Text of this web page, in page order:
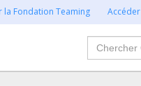
la Fondation Teaming Accéder
Chercher